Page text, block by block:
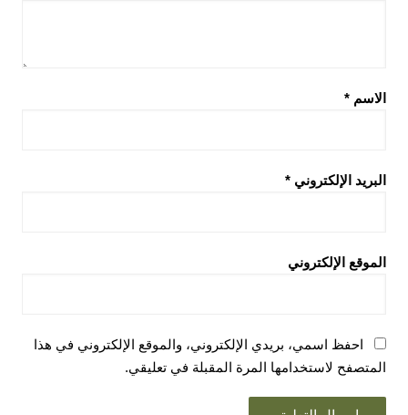
الاسم *
البريد الإلكتروني *
الموقع الإلكتروني
احفظ اسمي، بريدي الإلكتروني، والموقع الإلكتروني في هذا
المتصفح لاستخدامها المرة المقبلة في تعليقي.